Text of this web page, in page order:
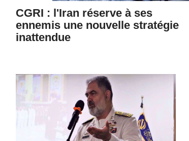
CGRI : l'Iran réserve à ses
ennemis une nouvelle stratégie
inattendue